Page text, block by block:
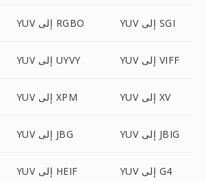
YUV إلى RGBO YUV إلى SGI
YUV إلى UYVY YUV إلى VIFF
YUV إلى XPM YUV إلى XV
YUV إلى JBG YUV إلى JBIG
YUV إلى HEIF YUV إلى G4